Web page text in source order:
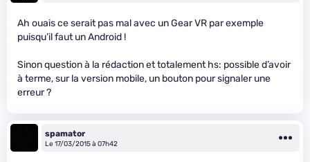
Ah ouais ce serait pas mal avec un Gear VR par exemple
puisqu’il faut un Android !
Sinon question à la rédaction et totalement hs: possible d’avoir
à terme, sur la version mobile, un bouton pour signaler une
erreur ?
spamator
Le 17/03/2015 à 07h42